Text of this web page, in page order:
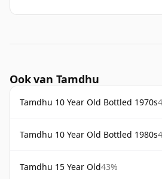
Ook van Tamdhu
Tamdhu 10 Year Old Bottled 1970s
Tamdhu 10 Year Old Bottled 1980s
Tamdhu 15 Year Old43%